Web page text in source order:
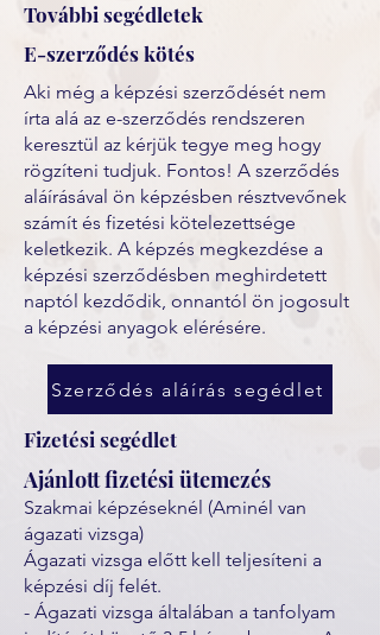
További segédletek
E-szerződés kötés
Aki még a képzési szerződését nem
írta alá az e-szerződés rendszeren
keresztül az kérjük tegye meg hogy
rögzíteni tudjuk. Fontos! A szerződés
aláírásával ön képzésben résztvevőnek
számít és fizetési kötelezettsége
keletkezik. A képzés megkezdése a
képzési szerződésben meghirdetett
naptól kezdődik, onnantól ön jogosult
a képzési anyagok elérésére.
Szerződés aláírás segédlet
Fizetési segédlet
Ajánlott fizetési ütemezés
Szakmai képzéseknél (Aminél van
ágazati vizsga)
Ágazati vizsga előtt kell teljesíteni a
képzési díj felét.
- Ágazati vizsga általában a tanfolyam